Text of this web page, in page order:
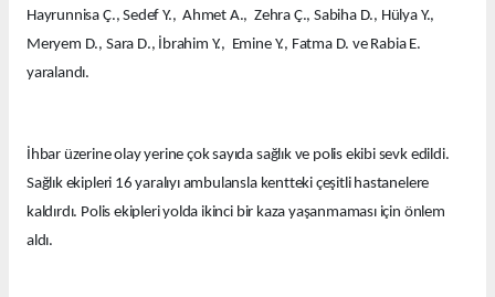
Hayrunnisa Ç., Sedef Y., Ahmet A., Zehra Ç., Sabiha D., Hülya Y.,
Meryem D., Sara D., İbrahim Y., Emine Y., Fatma D. ve Rabia E.
yaralandı.
İhbar üzerine olay yerine çok sayıda sağlık ve polis ekibi sevk edildi.
Sağlık ekipleri 16 yaralıyı ambulansla kentteki çeşitli hastanelere
kaldırdı. Polis ekipleri yolda ikinci bir kaza yaşanmaması için önlem
aldı.